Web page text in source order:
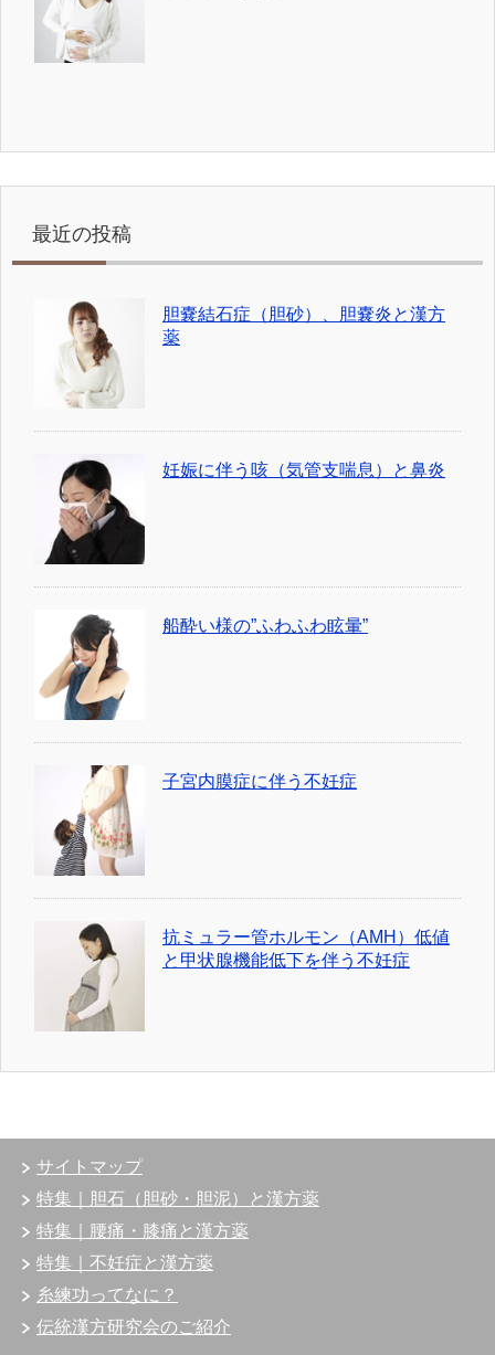
最近の投稿
胆嚢結石症（胆砂）、胆嚢炎と漢方
薬
妊娠に伴う咳（気管支喘息）と鼻炎
船酔い様の”ふわふわ眩暈”
子宮内膜症に伴う不妊症
抗ミュラー管ホルモン（AMH）低値
と甲状腺機能低下を伴う不妊症
サイトマップ
特集｜胆石（胆砂・胆泥）と漢方薬
特集｜腰痛・膝痛と漢方薬
特集｜不妊症と漢方薬
糸練功ってなに？
伝統漢方研究会のご紹介